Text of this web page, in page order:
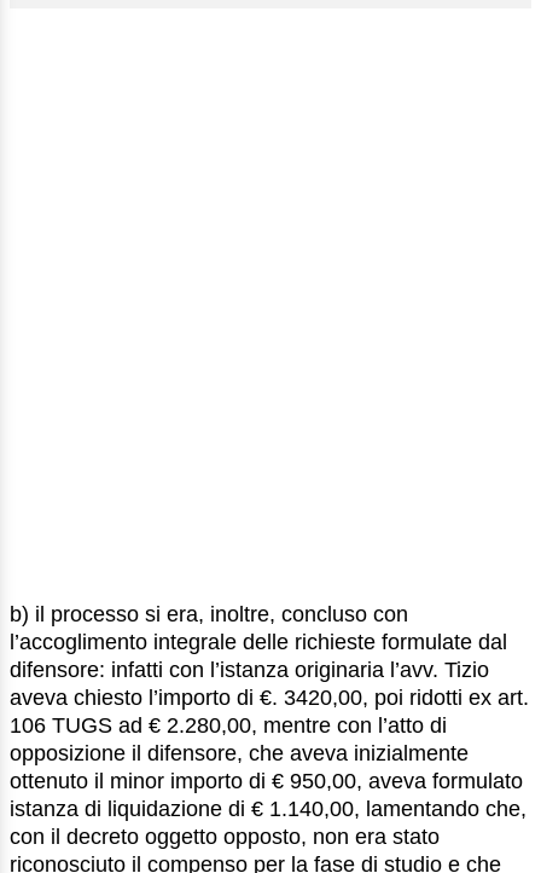
b) il processo si era, inoltre, concluso con
l’accoglimento integrale delle richieste formulate dal
difensore: infatti con l’istanza originaria l’avv. Tizio
aveva chiesto l’importo di €. 3420,00, poi ridotti ex art.
106 TUGS ad € 2.280,00, mentre con l’atto di
opposizione il difensore, che aveva inizialmente
ottenuto il minor importo di € 950,00, aveva formulato
istanza di liquidazione di € 1.140,00, lamentando che,
con il decreto oggetto opposto, non era stato
riconosciuto il compenso per la fase di studio e che